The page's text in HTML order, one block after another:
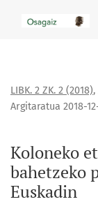
Koloneko eta
LIBK. 2 ZK. 2 (2018),
Koloneko
bahetzeko
Euskadin
Argitaratua 2018-